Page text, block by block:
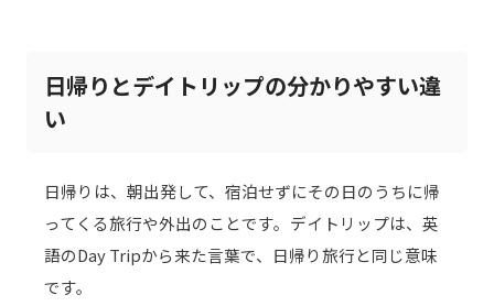
日帰りとデイトリップの分かりやすい違
い
日帰りは、朝出発して、宿泊せずにその日のうちに帰
ってくる旅行や外出のことです。デイトリップは、英
語のDay Tripから来た言葉で、日帰り旅行と同じ意味
です。